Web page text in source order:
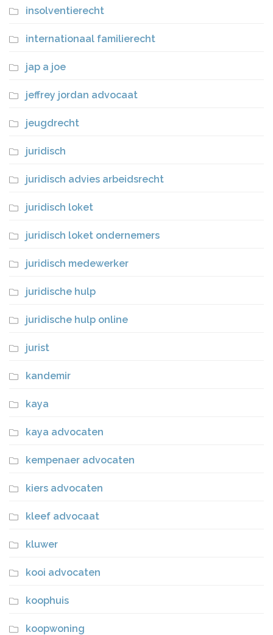
insolventierecht
internationaal familierecht
jap a joe
jeffrey jordan advocaat
jeugdrecht
juridisch
juridisch advies arbeidsrecht
juridisch loket
juridisch loket ondernemers
juridisch medewerker
juridische hulp
juridische hulp online
jurist
kandemir
kaya
kaya advocaten
kempenaer advocaten
kiers advocaten
kleef advocaat
kluwer
kooi advocaten
koophuis
koopwoning